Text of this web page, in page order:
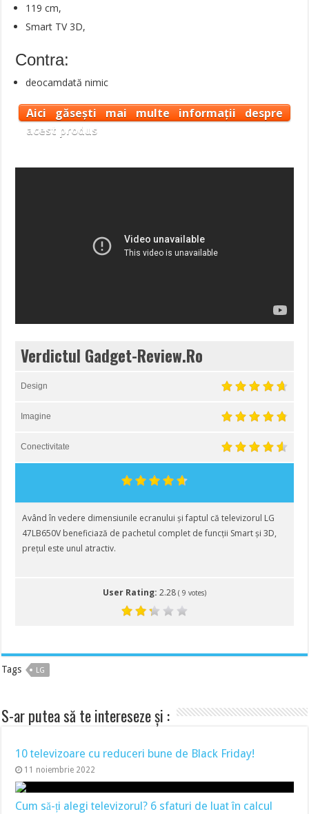
119 cm,
Smart TV 3D,
Contra:
deocamdată nimic
Aici găsești mai multe informații despre
acest produs
Verdictul Gadget-Review.Ro
Design
Imagine
Conectivitate
Având în vedere dimensiunile ecranului și faptul că televizorul LG
47LB650V beneficiază de pachetul complet de funcții Smart și 3D,
prețul este unul atractiv.
User Rating: 2.28 ( 9 votes)
Tags LG
S-ar putea să te intereseze și :
10 televizoare cu reduceri bune de Black Friday!
11 noiembrie 2022
Cum să-ți alegi televizorul? 6 sfaturi de luat în calcul